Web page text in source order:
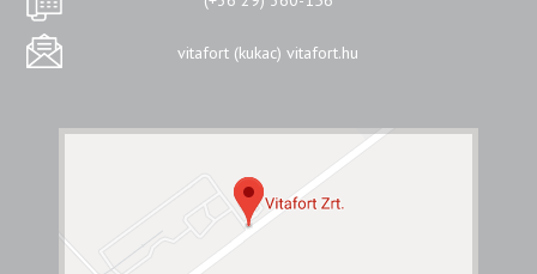
vitafort (kukac) vitafort.hu